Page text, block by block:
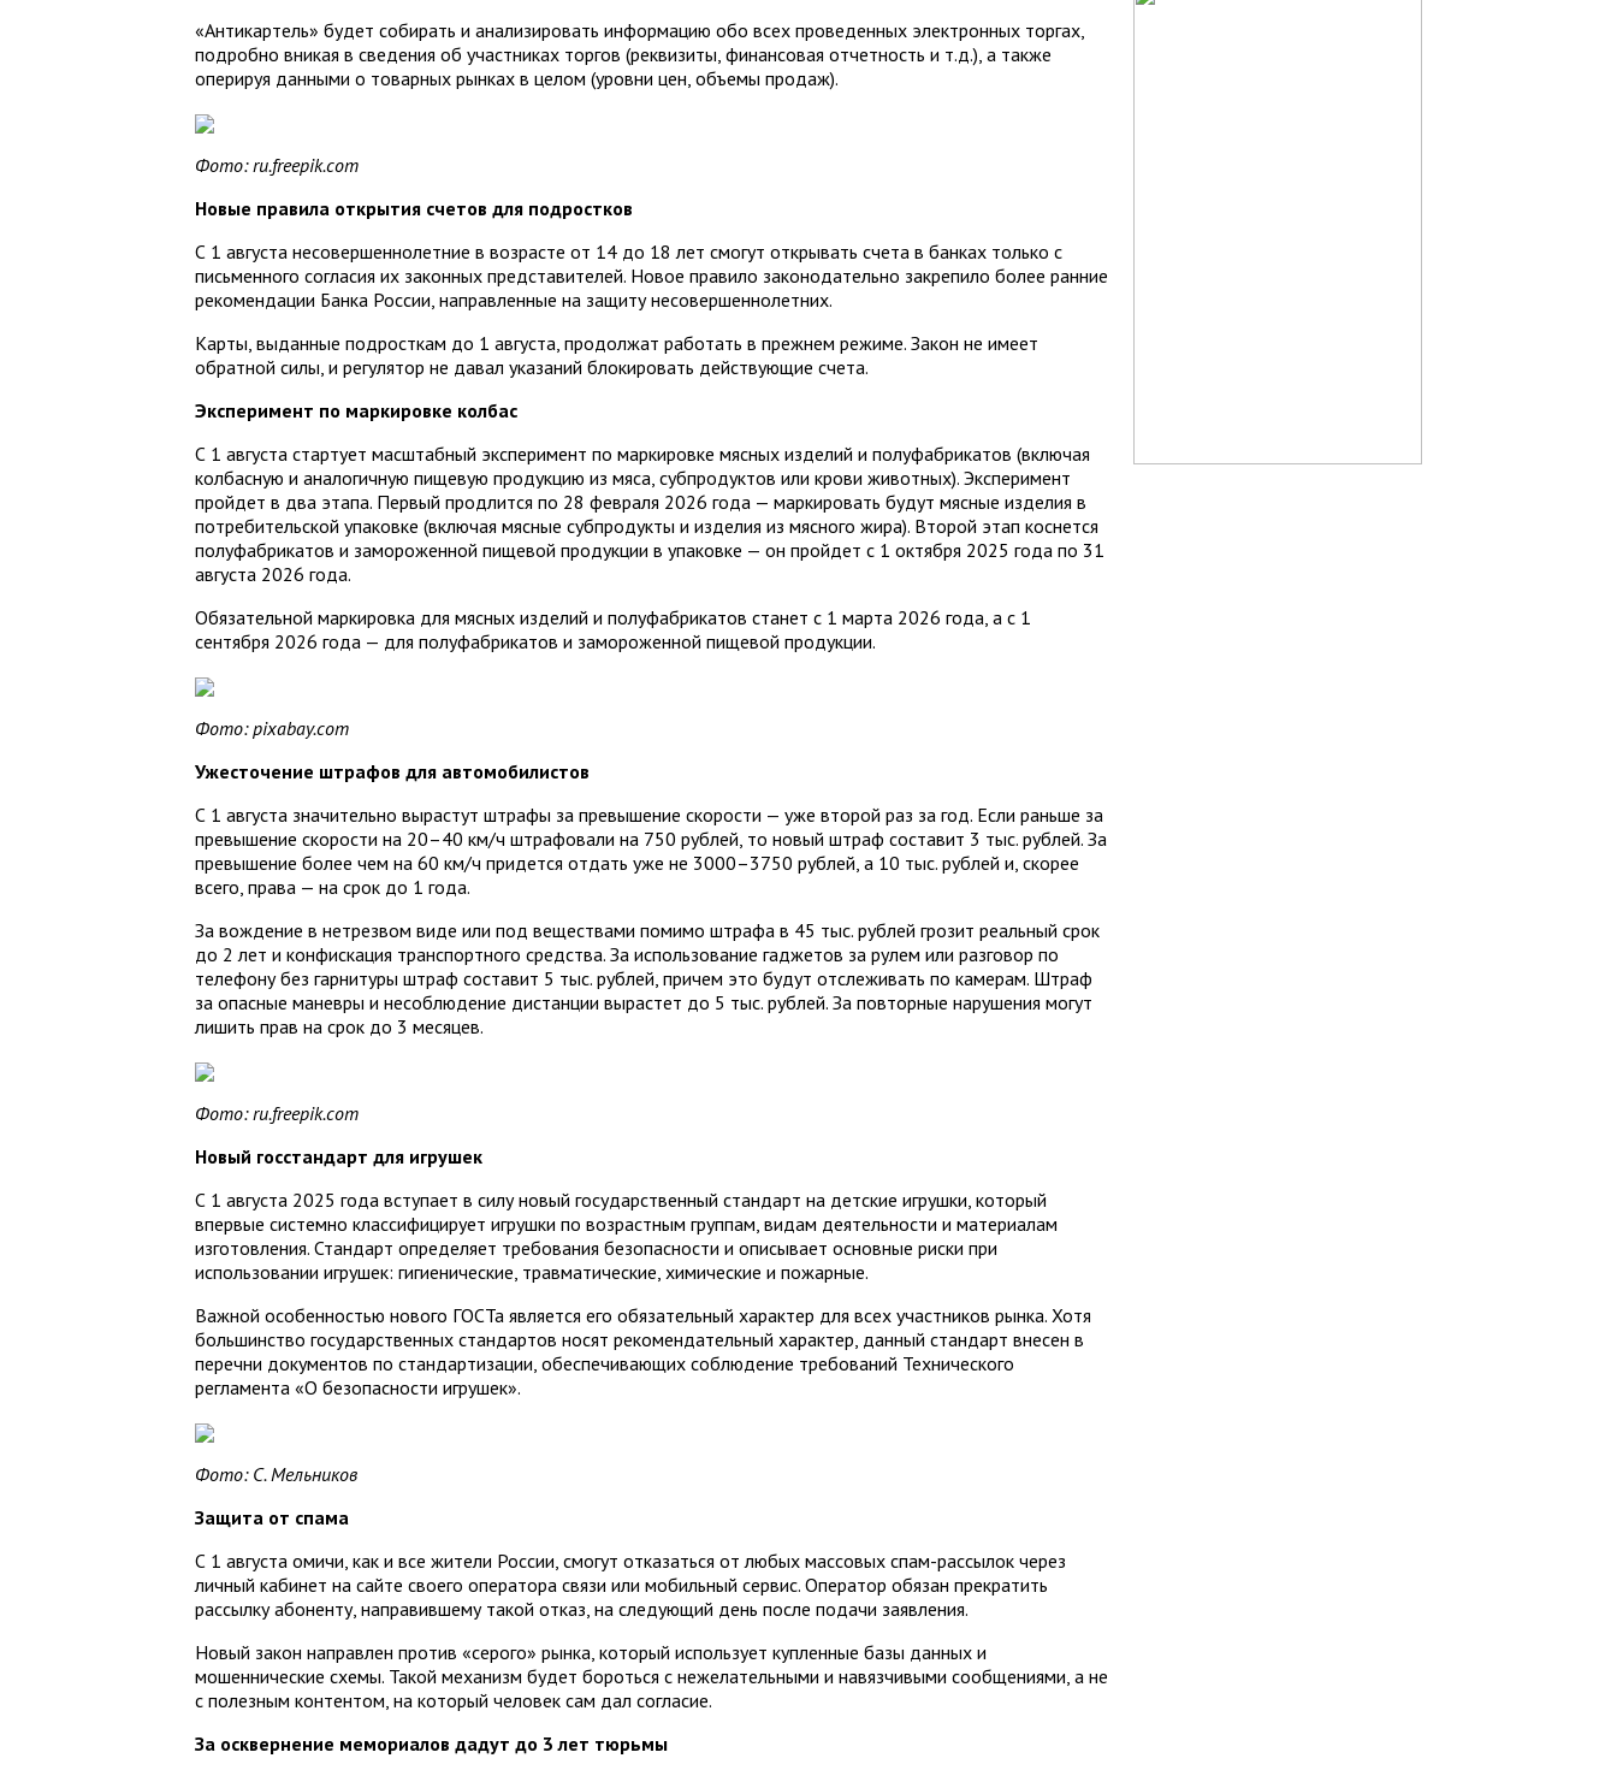
«Антикартель» будет собирать и анализировать информацию обо всех проведенных электронных торгах,
подробно вникая в сведения об участниках торгов (реквизиты, финансовая отчетность и т.д.), а также
оперируя данными о товарных рынках в целом (уровни цен, объемы продаж).
Фото: ru.freepik.com
Новые правила открытия счетов для подростков
С 1 августа несовершеннолетние в возрасте от 14 до 18 лет смогут открывать счета в банках только с
письменного согласия их законных представителей. Новое правило законодательно закрепило более ранние
рекомендации Банка России, направленные на защиту несовершеннолетних.
Карты, выданные подросткам до 1 августа, продолжат работать в прежнем режиме. Закон не имеет
обратной силы, и регулятор не давал указаний блокировать действующие счета.
Эксперимент по маркировке колбас
С 1 августа стартует масштабный эксперимент по маркировке мясных изделий и полуфабрикатов (включая
колбасную и аналогичную пищевую продукцию из мяса, субпродуктов или крови животных). Эксперимент
пройдет в два этапа. Первый продлится по 28 февраля 2026 года — маркировать будут мясные изделия в
потребительской упаковке (включая мясные субпродукты и изделия из мясного жира). Второй этап коснется
полуфабрикатов и замороженной пищевой продукции в упаковке — он пройдет с 1 октября 2025 года по 31
августа 2026 года.
Обязательной маркировка для мясных изделий и полуфабрикатов станет с 1 марта 2026 года, а с 1
сентября 2026 года — для полуфабрикатов и замороженной пищевой продукции.
Фото: pixabay.com
Ужесточение штрафов для автомобилистов
С 1 августа значительно вырастут штрафы за превышение скорости — уже второй раз за год. Если раньше за
превышение скорости на 20–40 км/ч штрафовали на 750 рублей, то новый штраф составит 3 тыс. рублей. За
превышение более чем на 60 км/ч придется отдать уже не 3000–3750 рублей, а 10 тыс. рублей и, скорее
всего, права — на срок до 1 года.
За вождение в нетрезвом виде или под веществами помимо штрафа в 45 тыс. рублей грозит реальный срок
до 2 лет и конфискация транспортного средства. За использование гаджетов за рулем или разговор по
телефону без гарнитуры штраф составит 5 тыс. рублей, причем это будут отслеживать по камерам. Штраф
за опасные маневры и несоблюдение дистанции вырастет до 5 тыс. рублей. За повторные нарушения могут
лишить прав на срок до 3 месяцев.
Фото: ru.freepik.com
Новый госстандарт для игрушек
С 1 августа 2025 года вступает в силу новый государственный стандарт на детские игрушки, который
впервые системно классифицирует игрушки по возрастным группам, видам деятельности и материалам
изготовления. Стандарт определяет требования безопасности и описывает основные риски при
использовании игрушек: гигиенические, травматические, химические и пожарные.
Важной особенностью нового ГОСТа является его обязательный характер для всех участников рынка. Хотя
большинство государственных стандартов носят рекомендательный характер, данный стандарт внесен в
перечни документов по стандартизации, обеспечивающих соблюдение требований Технического
регламента «О безопасности игрушек».
Фото: С. Мельников
Защита от спама
С 1 августа омичи, как и все жители России, смогут отказаться от любых массовых спам-рассылок через
личный кабинет на сайте своего оператора связи или мобильный сервис. Оператор обязан прекратить
рассылку абоненту, направившему такой отказ, на следующий день после подачи заявления.
Новый закон направлен против «серого» рынка, который использует купленные базы данных и
мошеннические схемы. Такой механизм будет бороться с нежелательными и навязчивыми сообщениями, а не
с полезным контентом, на который человек сам дал согласие.
За осквернение мемориалов дадут до 3 лет тюрьмы